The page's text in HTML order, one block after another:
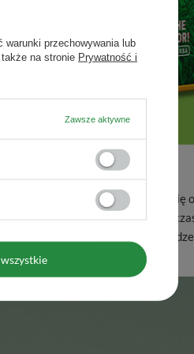
. Wiele z nich wyróżnia się
na napoje. W podobnym
Stawkę zamykają nowe
warunki przechowywania lub
na stronie Prywatność i
Zawsze aktywne